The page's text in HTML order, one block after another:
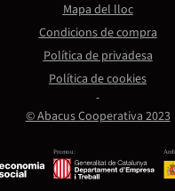
Promou:
© Abacus Cooperativa 2023
Mapa del lloc
Condicions de compra
Política de privadesa
Política de cookies